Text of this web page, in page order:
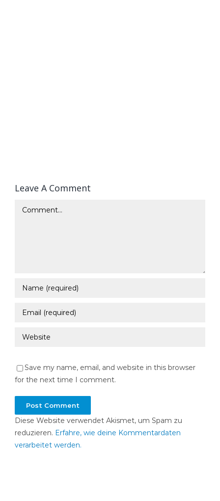
Leave A Comment
Comment
Save my name, email, and website in this browser
for the next time I comment.
Diese Website verwendet Akismet, um Spam zu
reduzieren. Erfahre, wie deine Kommentardaten
verarbeitet werden.